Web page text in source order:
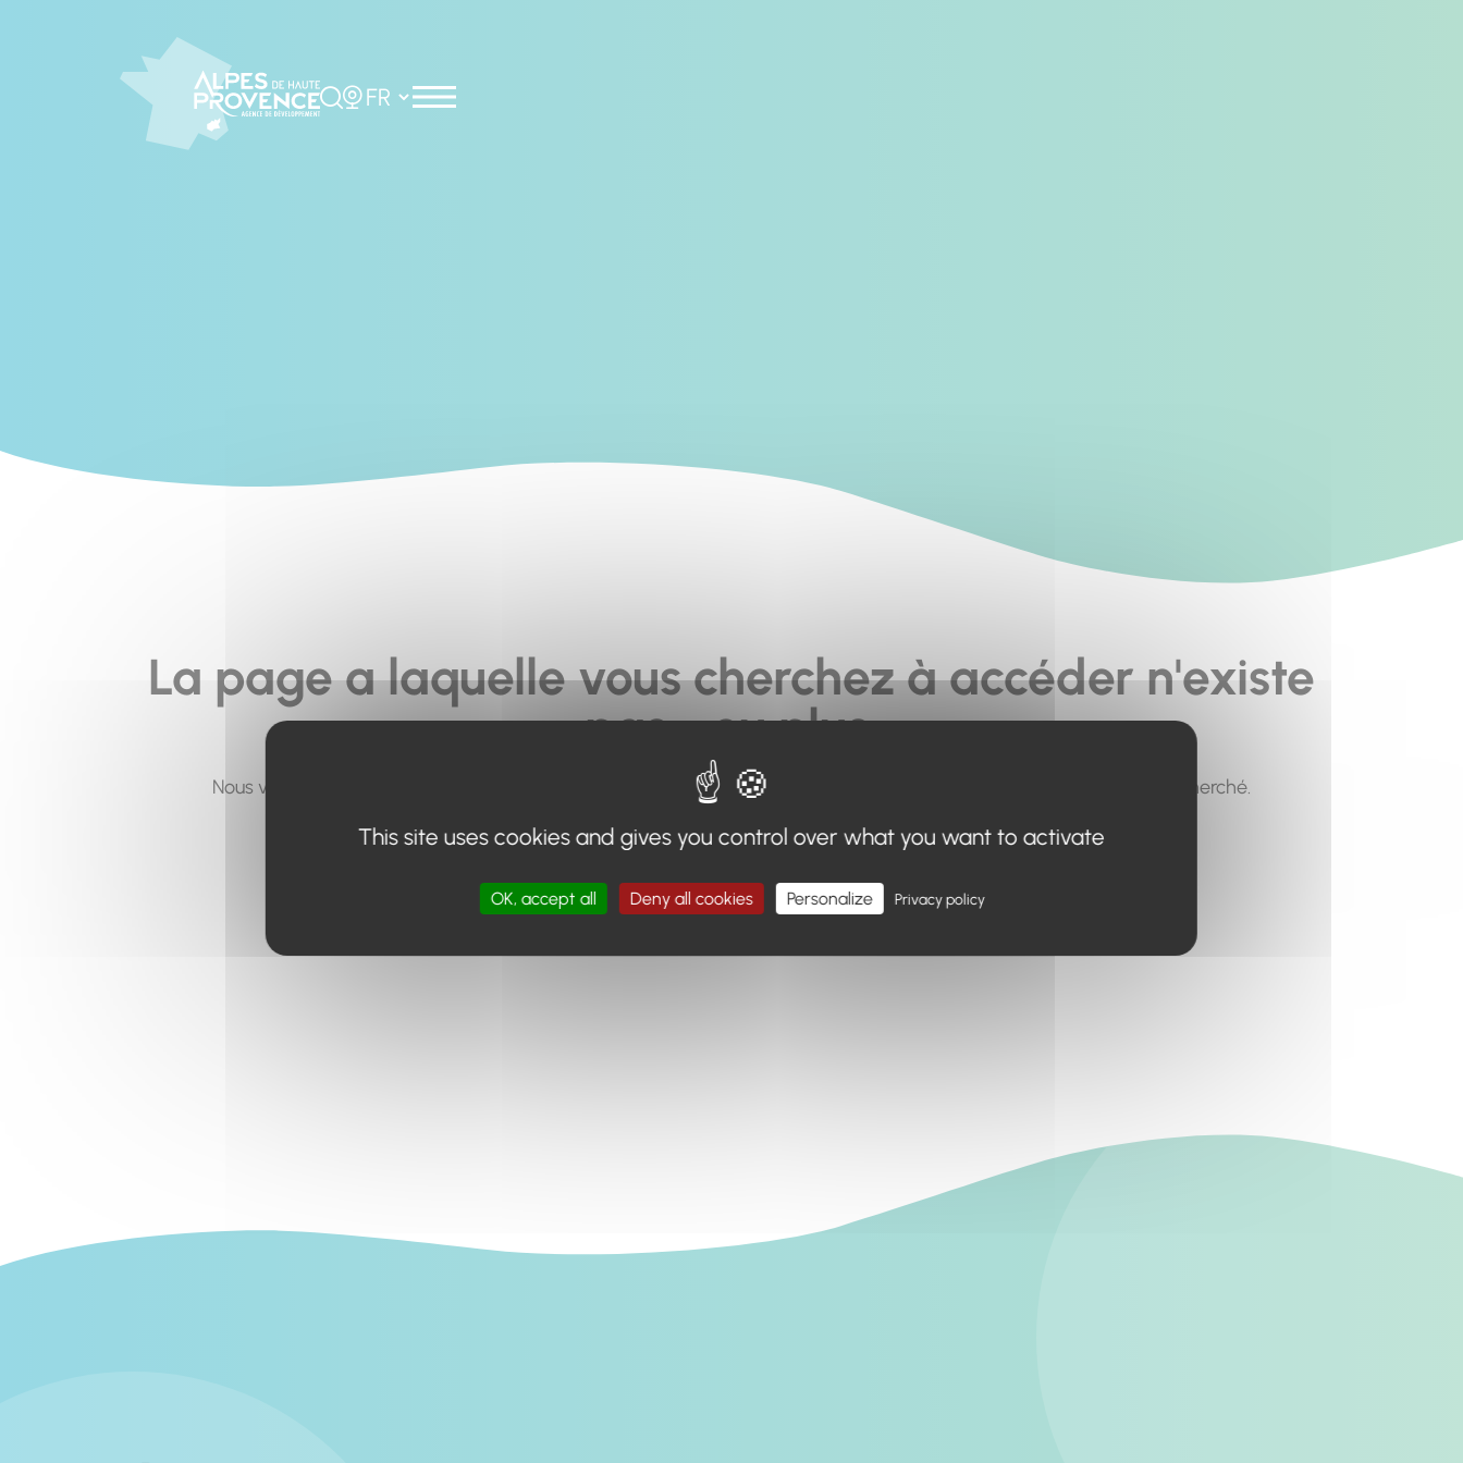
Rechercher
Choisir la langue
La page a laquelle vous cherchez à accéder n'existe
pas... ou plus.
Nous vous invitons à utiliser le moteur de recherche en haut de page, ou à utiliser le menu pour trouver le contenu recherché.
Retour à l'accueil
This site uses cookies and gives you control over what you want to activate
OK, accept all Deny all cookies Personalize Privacy policy